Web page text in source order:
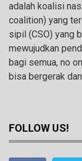
adalah koalisi
coalition) yang
sipil (CSO) yang
mewujudkan
bagi semua, no
bisa bergerak
FOLLOW US!